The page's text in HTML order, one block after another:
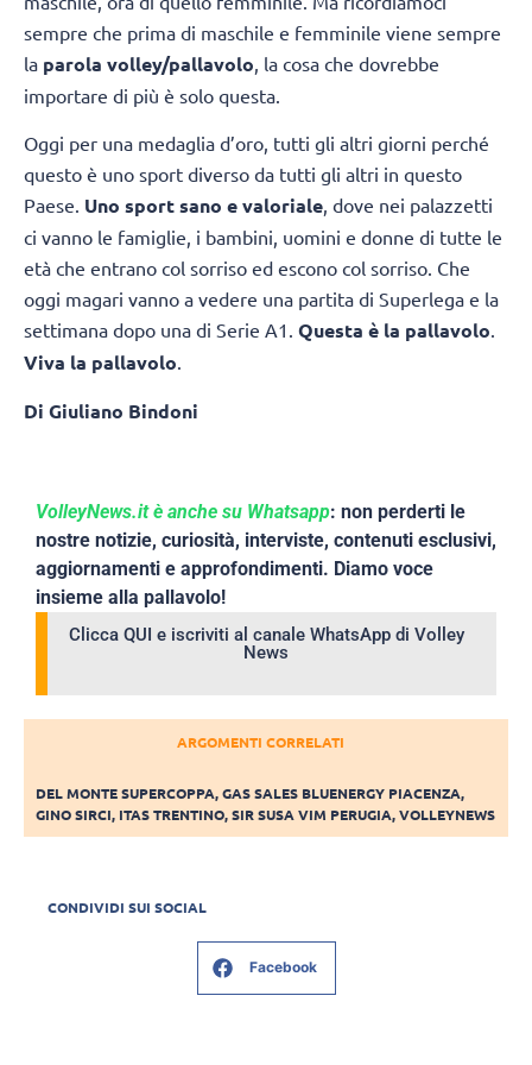
sempre che prima di maschile e femminile viene sempre
la parola volley/pallavolo , la cosa che dovrebbe
importare di più è solo questa.
Oggi per una medaglia d’oro, tutti gli altri giorni perché
questo è uno sport diverso da tutti gli altri in questo
Paese. Uno sport sano e valoriale, dove nei palazzetti
ci vanno le famiglie, i bambini, uomini e donne di tutte le
età che entrano col sorriso ed escono col sorriso. Che
oggi magari vanno a vedere una partita di Superlega e la
settimana dopo una di Serie A1. Questa è la pallavolo.
Viva la pallavolo.
Di Giuliano Bindoni
VolleyNews.it è anche su Whatsapp: non perderti le
nostre notizie, curiosità, interviste, contenuti esclusivi,
aggiornamenti e approfondimenti. Diamo voce
insieme alla pallavolo!
Clicca QUI e iscriviti al canale WhatsApp di Volley
News
ARGOMENTI CORRELATI
DEL MONTE SUPERCOPPA,GAS SALES BLUENERGY PIACENZA,
GINO SIRCI, ITAS TRENTINO,SIR SUSA VIM PERUGIA,VOLLEYNEWS
CONDIVIDI SUI SOCIAL
Facebook